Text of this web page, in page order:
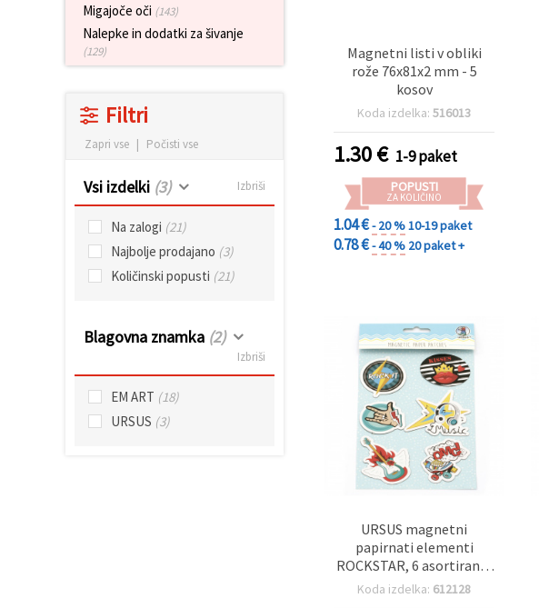
Migajoče oči (143)
Nalepke in dodatki za šivanje
(129)
Filtri
Zapri vse | Počisti vse
Vsi izdelki (3) Izbriši
Na zalogi (21)
Najbolje prodajano (3)
Količinski popusti (21)
Blagovna znamka (2)
Izbriši
EM ART (18)
URSUS (3)
Magnetni listi v obliki
rože 76x81x2 mm - 5
kosov
Koda izdelka: 516013
1.30€ 1-9 paket
POPUSTI
ZA KOLIČINO
1.04 €- 20 %10-19 paket
0.78 €- 40 % 20 paket +
URSUS magnetni
papirnati elementi
ROCKSTAR, 6 asortiranih
motivov, 3,5–7,5 x 3–8,5
Koda izdelka: 612128